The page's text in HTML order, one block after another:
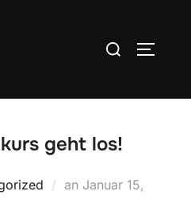
Suchen
geht los!
an Veröffentlicht
Januar 15,